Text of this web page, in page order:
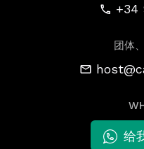
+34
团体
给